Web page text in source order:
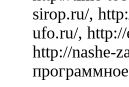
sirop.ru/,
ufo.ru/,
http://nashe-